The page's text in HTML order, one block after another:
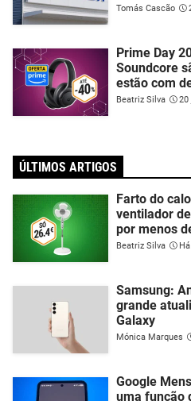
Tomás Cascão
Prime Day
Soundcore
estão com
Beatriz Silva 20
ÚLTIMOS ARTIGOS
Farto do
ventilador
por menos
Beatriz Silva
Samsung:
grande
Galaxy
Mónica Marques
Google
uma função